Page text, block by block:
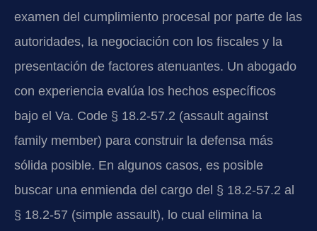
examen del cumplimiento procesal por parte de las
autoridades, la negociación con los fiscales y la
presentación de factores atenuantes. Un abogado
con experiencia evalúa los hechos específicos
bajo el Va. Code § 18.2-57.2 (assault against
family member) para construir la defensa más
sólida posible. En algunos casos, es posible
buscar una enmienda del cargo del § 18.2-57.2 al
§ 18.2-57 (simple assault), lo cual elimina la